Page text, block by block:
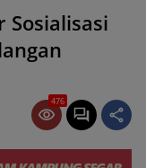
Sosialisasi
476